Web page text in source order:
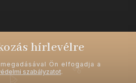
hírlevélre
Ön elfogadja a
szabályzatot.